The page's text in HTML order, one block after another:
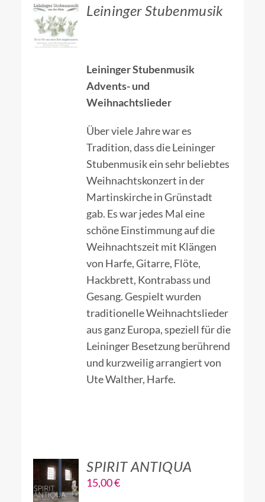
ZUM
HÄNDLER
/
DETAILS
Leininger Stubenmusik
Leininger Stubenmusik
Advents- und
Weihnachtslieder
Über viele Jahre war es
Tradition, dass die Leininger
Stubenmusik ein sehr beliebtes
Weihnachtskonzert in der
Martinskirche in Grünstadt
gab. Es war jedes Mal eine
schöne Einstimmung auf die
Weihnachtszeit mit Klängen
von Harfe, Gitarre, Flöte,
Hackbrett, Kontrabass und
Gesang. Gespielt wurden
traditionelle Weihnachtslieder
aus ganz Europa, speziell für die
Leininger Besetzung berührend
und kurzweilig arrangiert von
Ute Walther, Harfe.
5
Gesamtbewertungen
IN
DEN
SPIRIT ANTIQUA
15,00€